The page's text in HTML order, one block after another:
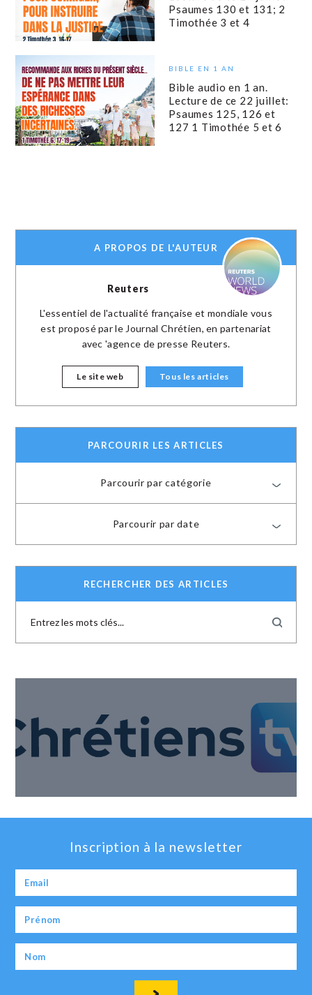
Psaumes 130 et 131; 2
Timothée 3 et 4
BIBLE EN 1 AN
Bible audio en 1 an.
Lecture de ce 22 juillet:
Psaumes 125, 126 et
127 1 Timothée 5 et 6
A PROPOS DE L'AUTEUR
Reuters
L'essentiel de l'actualité française et mondiale vous
est proposé par le Journal Chrétien, en partenariat
avec 'agence de presse Reuters.
Le site web Tous les articles
PARCOURIR LES ARTICLES
Parcourir par catégorie
Parcourir par date
RECHERCHER DES ARTICLES
Inscription à la newsletter